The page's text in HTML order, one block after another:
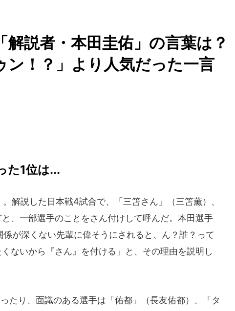
解説者・本田圭佑」の言葉は？
ン！？」より人気だった一言
た1位は...
説した日本戦4試合で、「三笘さん」（三笘薫）、
と、一部選手のことをさん付けして呼んだ。本田選手
が深くない先輩に偉そうにされると、ん？誰？って
ないから『さん』を付ける」と、その理由を説明し
たり、面識のある選手は「佑都」（長友佑都）、「タ